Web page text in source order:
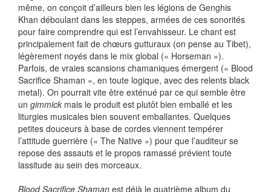
même, on conçoit d’ailleurs bien les légions de Genghis
Khan déboulant dans les steppes, armées de ces sonorités
pour faire comprendre qui est l’envahisseur. Le chant est
principalement fait de chœurs gutturaux (on pense au Tibet),
légèrement noyés dans le mix global (« Horseman »).
Parfois, de vraies scansions chamaniques émergent (« Blood
Sacrifice Shaman », en toute logique, avec des relents black
metal). On pourrait vite être exténué par ce qui semble être
un gimmick mais le produit est plutôt bien emballé et les
liturgies musicales bien souvent emballantes. Quelques
petites douceurs à base de cordes viennent tempérer
l’attitude guerrière (« The Native ») pour que l’auditeur se
repose des assauts et le propos ramassé prévient toute
lassitude au sein des morceaux.
Blood Sacrifice Shaman est déjà le quatrième album du